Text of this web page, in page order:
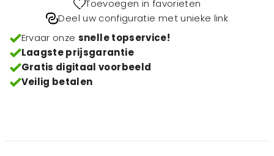
Toevoegen in favorieten
Deel uw configuratie met unieke link
Ervaar onze snelle topservice!
Laagste prijsgarantie
Gratis digitaal voorbeeld
Veilig betalen